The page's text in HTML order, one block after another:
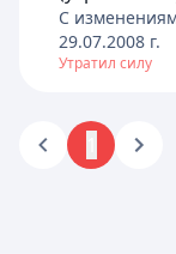
C
29.07.2008 г.
Утратил силу